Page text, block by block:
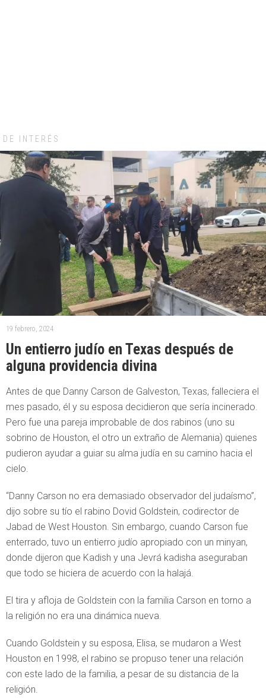
DE INTERÉS
19 febrero, 2024
Un entierro judío en Texas después de
alguna providencia divina
Antes de que Danny Carson de Galveston, Texas, falleciera el
mes pasado, él y su esposa decidieron que sería incinerado.
Pero fue una pareja improbable de dos rabinos (uno su
sobrino de Houston, el otro un extraño de Alemania) quienes
pudieron ayudar a guiar su alma judía en su camino hacia el
cielo.
“Danny Carson no era demasiado observador del judaísmo”,
dijo sobre su tío el rabino Dovid Goldstein, codirector de
Jabad de West Houston. Sin embargo, cuando Carson fue
enterrado, tuvo un entierro judío apropiado con un minyan,
donde dijeron que Kadish y una Jevrá kadisha aseguraban
que todo se hiciera de acuerdo con la halajá.
El tira y afloja de Goldstein con la familia Carson en torno a
la religión no era una dinámica nueva.
Cuando Goldstein y su esposa, Elisa, se mudaron a West
Houston en 1998, el rabino se propuso tener una relación
con este lado de la familia, a pesar de su distancia de la
religión.